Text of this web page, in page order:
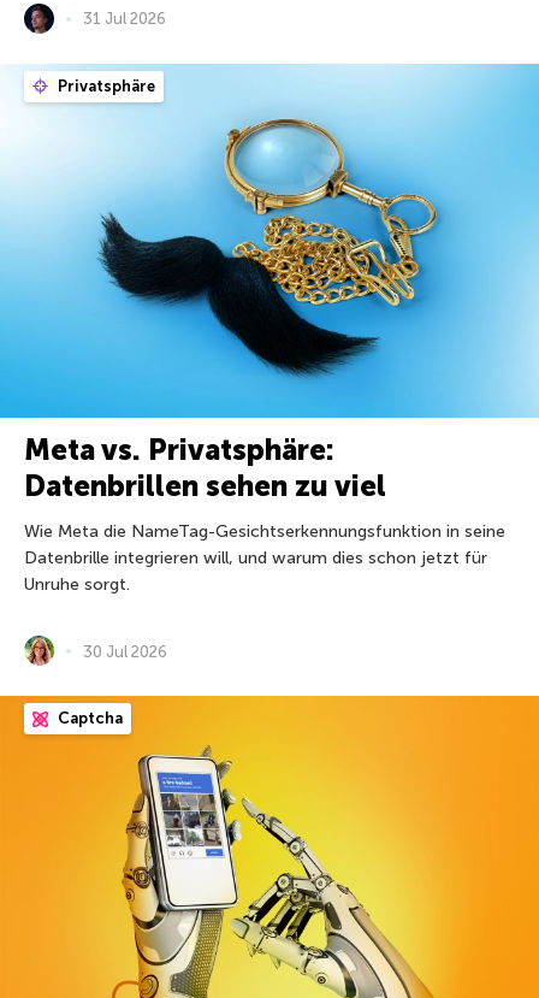
31 Jul 2026
Privatsphäre
Meta vs. Privatsphäre:
Datenbrillen sehen zu viel
Wie Meta die NameTag-Gesichtserkennungsfunktion in seine
Datenbrille integrieren will, und warum dies schon jetzt für
Unruhe sorgt.
30 Jul 2026
Captcha